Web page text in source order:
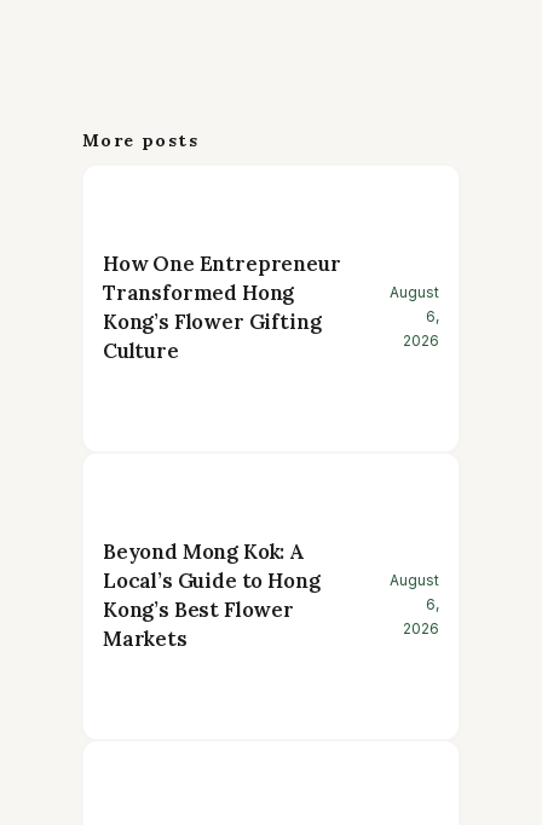
More posts
How One Entrepreneur
Transformed Hong
Kong’s Flower Gifting
Culture
August
6,
2026
Beyond Mong Kok: A
Local’s Guide to Hong
Kong’s Best Flower
Markets
August
6,
2026